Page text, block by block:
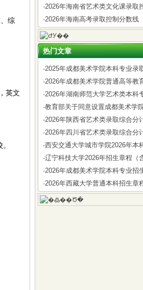
综
英文
·2026年海南省艺术类文化课录取
·2026年海南高考录取控制分数线
热门文章
·2025年成都美术学院本科专业录
·2026年成都美术学院普通高等教
·2026年湖南师范大学艺术类本科
·教育部关于同意设置成都美术学
·2026年陕西省艺术类录取综合分
·2026年四川省艺术类录取综合分
·西安交通大学城市学院2026年本
·辽宁科技大学2026年招生章程（
·2026年成都美术学院本科专业招
·2026年西藏大学普通本科招生章